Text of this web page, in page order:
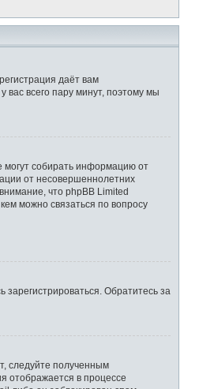
даёт вам
всего пару минут, поэтому мы
могут собирать информацию от
от несовершеннолетних
что phpBB Limited
можно связаться по вопросу
Обратитесь за
следуйте полученным
отображается в процессе